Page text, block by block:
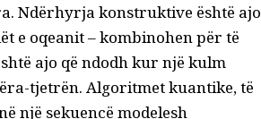
Ndërhyrja konstruktive është ajo
e oqeanit – kombinohen për të
ajo që ndodh kur një kulm
tjetrën. Algoritmet kuantike, të
një sekuencë modelesh